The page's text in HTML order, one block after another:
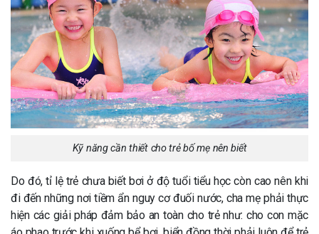
Kỹ năng cần thiết cho trẻ bố mẹ nên biết
Do đó, tỉ lệ trẻ chưa biết bơi ở độ tuổi tiểu học còn cao nên khi
đi đến những nơi tiềm ẩn nguy cơ đuối nước, cha mẹ phải thực
hiện các giải pháp đảm bảo an toàn cho trẻ như: cho con mặc